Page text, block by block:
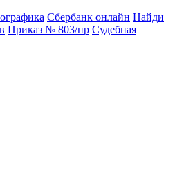
Сбербанк онлайн Найди
Приказ № 803/пр Судебная